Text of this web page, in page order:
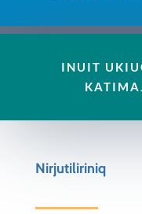
INUIT
Nirjutiliriniq